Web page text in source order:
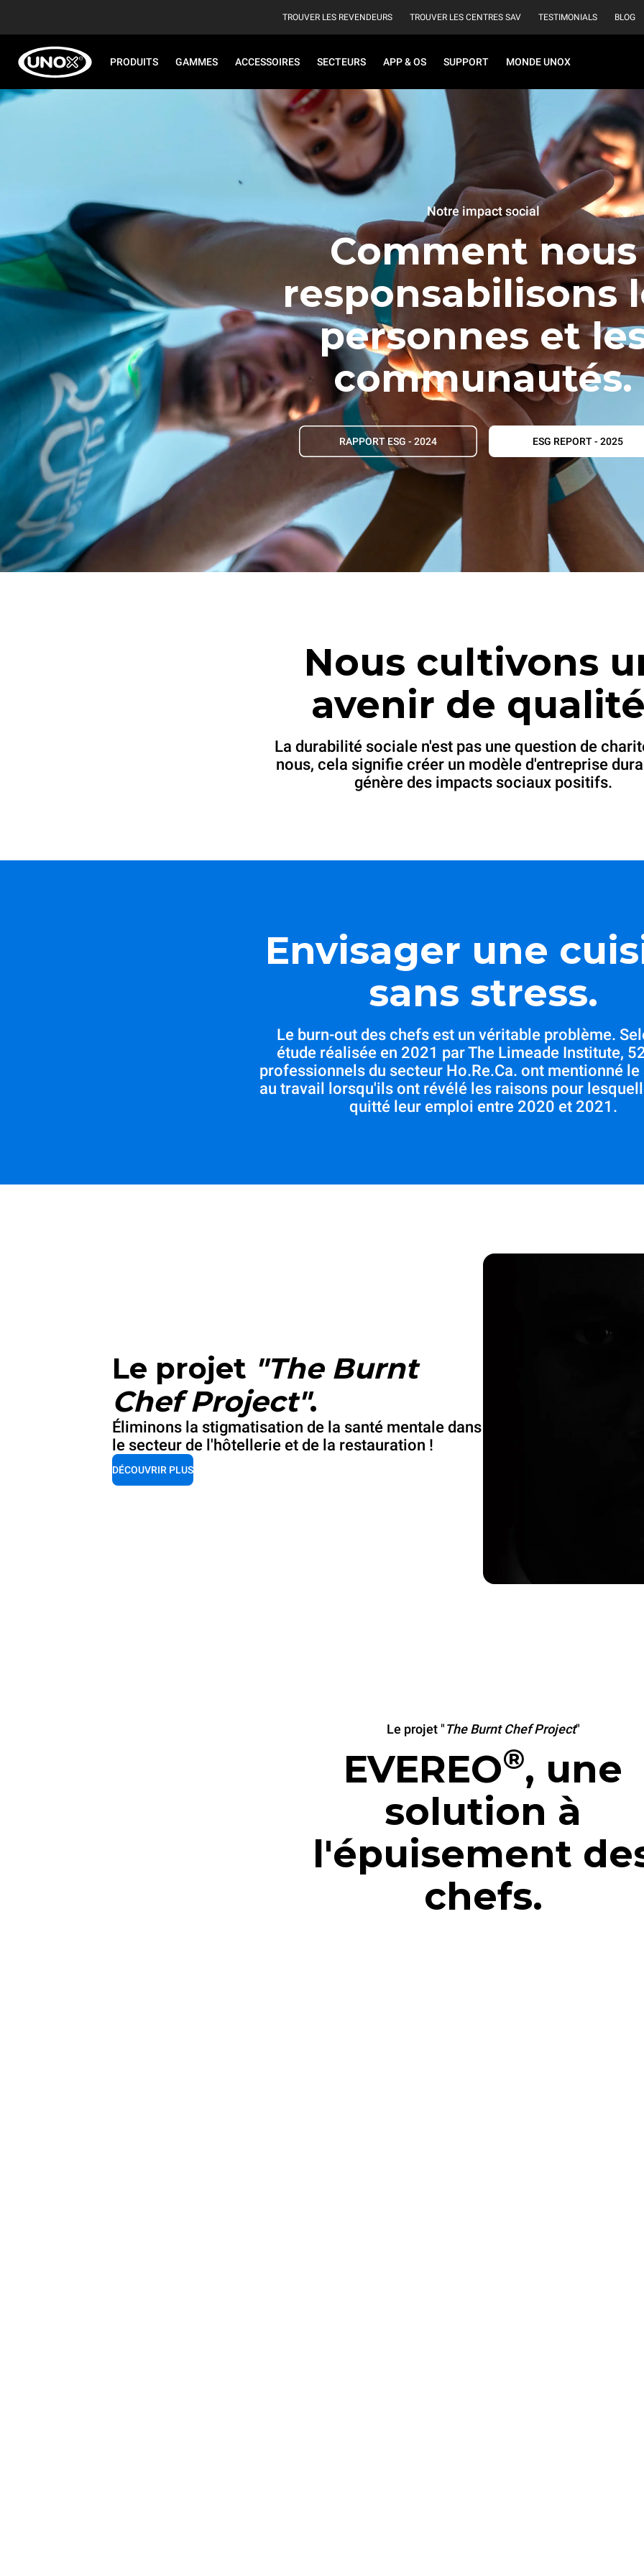
TROUVER LES REVENDEURS TROUVER LES CENTRES SAV TESTIMONIALS BLOG
PRODUITS GAMMES ACCESSOIRES SECTEURS APP & OS SUPPORT MONDE UNOX
Notre impact social
Comment nous
responsabilisons
personnes et
communautés.
RAPPORT ESG - 2024 ESG REPORT - 2025
Nous cultivons
avenir de
La durabilité sociale n'est pas une question de
nous, cela signifie créer un modèle d'entreprise
génère des impacts sociaux positifs.
Envisager une
sans stress.
Le burn-out des chefs est un véritable problème.
étude réalisée en 2021 par The Limeade Institute,
professionnels du secteur Ho.Re.Ca. ont mentionné
au travail lorsqu'ils ont révélé les raisons pour
quitté leur emploi entre 2020 et 2021.
Le projet "The Burnt
Chef Project".
Éliminons la stigmatisation de la santé mentale dans
le secteur de l'hôtellerie et de la restauration !
DÉCOUVRIR PLUS
Le projet "The Burnt Chef Project"
EVEREO®, une
solution à
l'épuisement
chefs.